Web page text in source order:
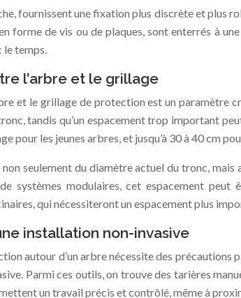
fournissent une fixation plus discrète et plus
forme de vis ou de plaques, sont enterrés à
le temps.
l’arbre et le grillage
et le grillage de protection est un
tandis qu’un espacement trop important
pour les jeunes arbres, et jusqu’à 30 à 40 cm
seulement du diamètre actuel du tronc, mais
systèmes modulaires, cet espacement
qui nécessiteront un espacement plus
installation non-invasive
autour d’un arbre nécessite des
Parmi ces outils, on trouve des tarières
un travail précis et contrôlé, même à